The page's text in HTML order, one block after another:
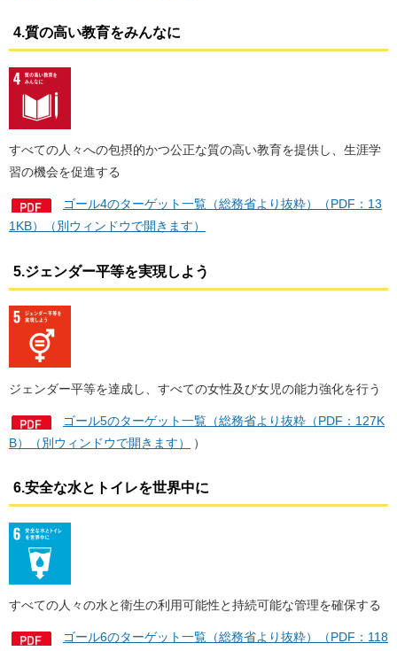
4.質の高い教育をみんなに
すべての人々への包摂的かつ公正な質の高い教育を提供し、生涯学
習の機会を促進する
ゴール4のターゲット一覧（総務省より抜粋）（PDF：13
1KB）（別ウィンドウで開きます）
5.ジェンダー平等を実現しよう
ジェンダー平等を達成し、すべての女性及び女児の能力強化を行う
ゴール5のターゲット一覧（総務省より抜粋（PDF：127K
B）（別ウィンドウで開きます）
）
6.安全な水とトイレを世界中に
すべての人々の水と衛生の利用可能性と持続可能な管理を確保する
ゴール6のターゲット一覧（総務省より抜粋）（PDF：118